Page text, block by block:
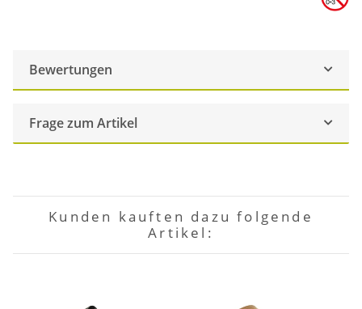
Bewertungen
Frage zum Artikel
Kunden kauften dazu folgende
Artikel: